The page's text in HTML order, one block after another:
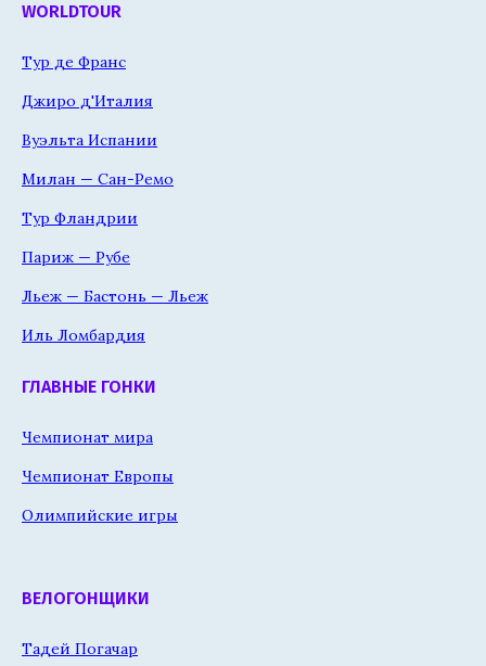
WORLDTOUR
Тур де Франс
Джиро д'Италия
Вуэльта Испании
Милан — Сан-Ремо
Тур Фландрии
Париж — Рубе
Льеж — Бастонь — Льеж
Иль Ломбардия
ГЛАВНЫЕ ГОНКИ
Чемпионат мира
Чемпионат Европы
Олимпийские игры
ВЕЛОГОНЩИКИ
Тадей Погачар